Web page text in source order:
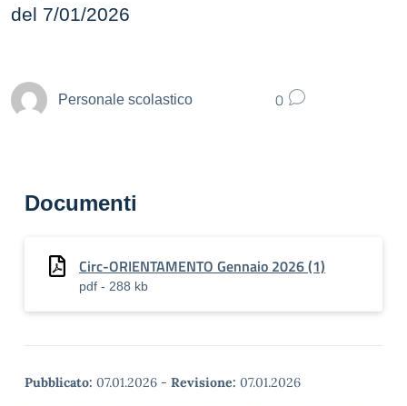
del 7/01/2026
Personale scolastico 0
Documenti
Circ-ORIENTAMENTO Gennaio 2026 (1)
pdf - 288 kb
Pubblicato: 07.01.2026 - Revisione: 07.01.2026